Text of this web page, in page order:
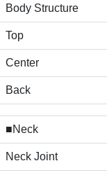
Body Structure
Top
Center
Back
■Neck
Neck Joint